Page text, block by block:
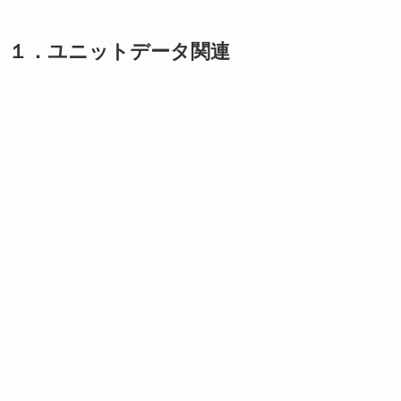
１．ユニットデータ関連